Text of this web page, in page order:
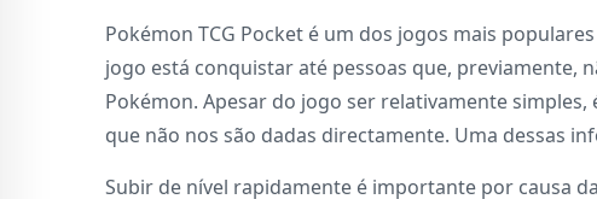
Pokémon TCG Pocket é um dos jogos mais
jogo está conquistar até pessoas que, previamente,
Pokémon. Apesar do jogo ser relativamente
que não nos são dadas directamente. Uma dessas
Subir de nível rapidamente é importante por causa